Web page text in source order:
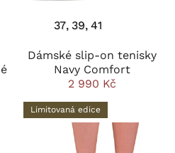
37 39 41
Dámské slip-on tenisky
Navy Comfort
2 990 Kč
Limitovaná edice